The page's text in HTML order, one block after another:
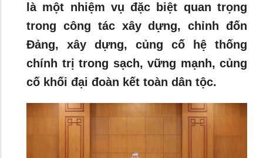
là một nhiệm vụ đặc biệt quan trọng
trong công tác xây dựng, chỉnh đốn
Đảng, xây dựng, củng cố hệ thống
chính trị trong sạch, vững mạnh, củng
cố khối đại đoàn kết toàn dân tộc.